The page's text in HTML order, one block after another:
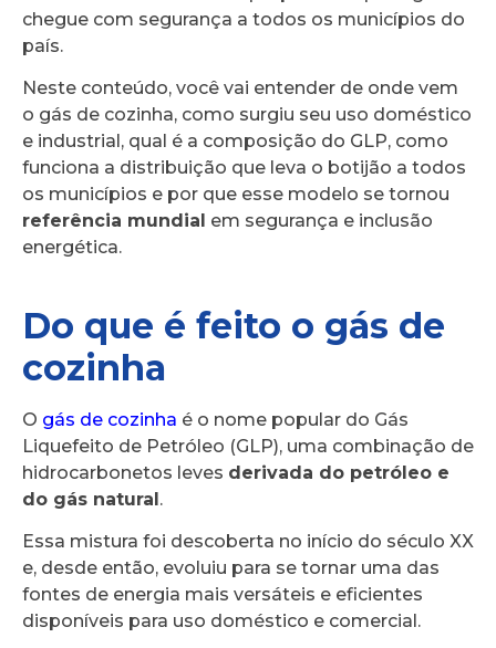
chegue com segurança a todos os municípios do
país.
Neste conteúdo, você vai entender de onde vem
o gás de cozinha, como surgiu seu uso doméstico
e industrial, qual é a composição do GLP, como
funciona a distribuição que leva o botijão a todos
os municípios e por que esse modelo se tornou
referência mundial em segurança e inclusão
energética.
Do que é feito o gás de
cozinha
O gás de cozinha é o nome popular do Gás
Liquefeito de Petróleo (GLP), uma combinação de
hidrocarbonetos leves derivada do petróleo e
do gás natural.
Essa mistura foi descoberta no início do século XX
e, desde então, evoluiu para se tornar uma das
fontes de energia mais versáteis e eficientes
disponíveis para uso doméstico e comercial.